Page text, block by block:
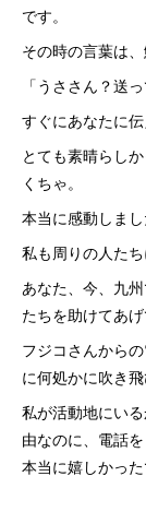
です。
その時の言葉は
「うささん？送
すぐにあなたに伝
とても素晴らし
くちゃ。
本当に感動しまし
私も周りの人たち
あなた、今、九
たちを助けてあげ
フジコさんから
に何処かに吹き飛
私が活動地にい
由なのに、電話
本当に嬉しかった